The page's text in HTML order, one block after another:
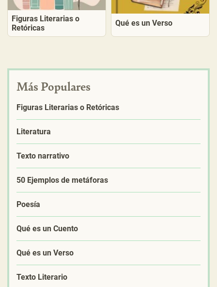
Figuras Literarias o
Retóricas
Qué es un Verso
Más Populares
Figuras Literarias o Retóricas
Literatura
Texto narrativo
50 Ejemplos de metáforas
Poesía
Qué es un Cuento
Qué es un Verso
Texto Literario